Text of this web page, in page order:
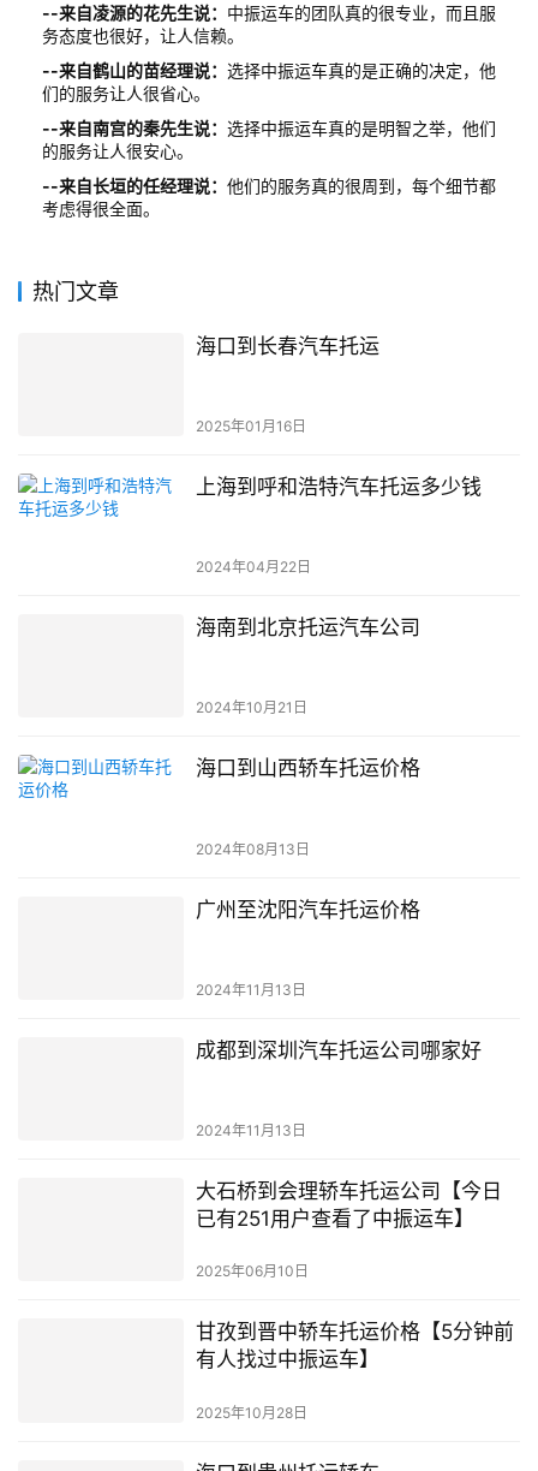
--来自凌源的花先生说： 中振运车的团队真的很专业，而且服
务态度也很好，让人信赖。
--来自鹤山的苗经理说： 选择中振运车真的是正确的决定，他
们的服务让人很省心。
--来自南宫的秦先生说： 选择中振运车真的是明智之举，他们
的服务让人很安心。
--来自长垣的任经理说： 他们的服务真的很周到，每个细节都
考虑得很全面。
热门文章
海口到长春汽车托运
2025年01月16日
上海到呼和浩特汽车托运多少钱
2024年04月22日
海南到北京托运汽车公司
2024年10月21日
海口到山西轿车托运价格
2024年08月13日
广州至沈阳汽车托运价格
2024年11月13日
成都到深圳汽车托运公司哪家好
2024年11月13日
大石桥到会理轿车托运公司【今日
已有251用户查看了中振运车】
2025年06月10日
甘孜到晋中轿车托运价格【5分钟前
有人找过中振运车】
2025年10月28日